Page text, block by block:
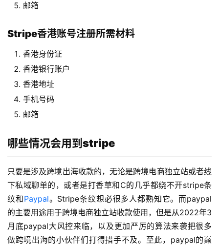
邮箱
Stripe香港账号注册所需材料
香港身份证
香港银行账户
香港地址
手机号码
邮箱
哪些情况会用到stripe
只要是涉及跨境出海收款的，无论是跨境电商独立站或者线
下私域聊单的，或者是打香草和C的几乎都绕不开stripe条
纹和Paypal。Stripe条纹想必很多人都熟知它。而paypal
的主要用途用于跨境电商独立站收款使用，但是从2022年3
月底paypal大风控来临，以及更加严厉的算法来袭把很多
做跨境出海的小伙伴们打得措手不及。至此，paypal的巅